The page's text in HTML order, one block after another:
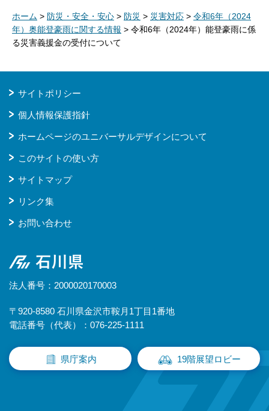
ホーム > 防災・安全・安心 > 防災 > 災害対応 > 令和6年（2024
年）奥能登豪雨に関する情報 > 令和6年（2024年）能登豪雨に係
る災害義援金の受付について
サイトポリシー
個人情報保護指針
ホームページのユニバーサルデザインについて
このサイトの使い方
サイトマップ
リンク集
お問い合わせ
石川県
法人番号：2000020170003
〒920-8580 石川県金沢市鞍月1丁目1番地
電話番号（代表）：076-225-1111
県庁案内 19階展望ロビー